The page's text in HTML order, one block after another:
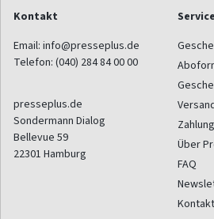
Kontakt
Email: info@presseplus.de
Telefon: (040) 284 84 00 00
presseplus.de
Sondermann Dialog
Bellevue 59
22301 Hamburg
Service
Über
FAQ
Kontakt